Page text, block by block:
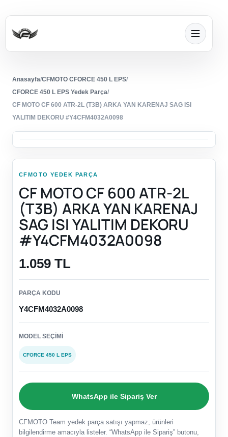
Anasayfa/CFMOTO CFORCE 450 L EPS/
CFORCE 450 L EPS Yedek Parça/
CF MOTO CF 600 ATR-2L (T3B) ARKA YAN KARENAJ SAG ISI
YALITIM DEKORU #Y4CFM4032A0098
CFMOTO YEDEK PARÇA
CF MOTO CF 600 ATR-2L
(T3B) ARKA YAN KARENAJ
SAG ISI YALITIM DEKORU
#Y4CFM4032A0098
1.059 TL
PARÇA KODU
Y4CFM4032A0098
MODEL SEÇIMI
CFORCE 450 L EPS
WhatsApp ile Sipariş Ver
CFMOTO Team yedek parça satışı yapmaz; ürünleri
bilgilendirme amacıyla listeler. “WhatsApp ile Sipariş” butonu,